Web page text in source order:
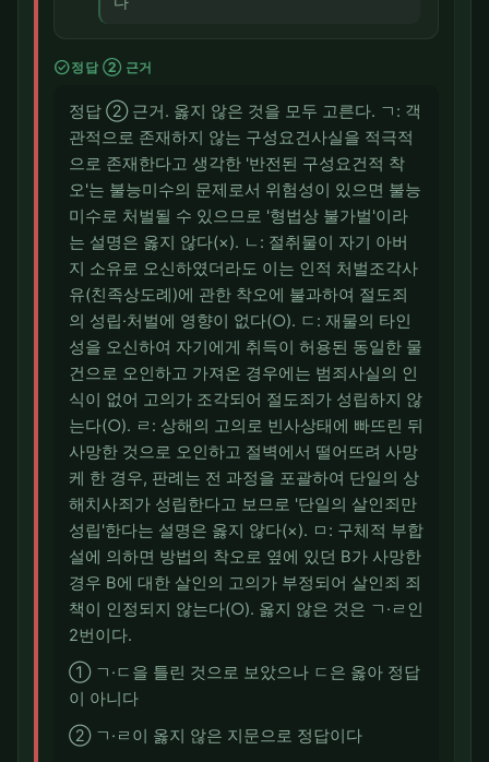
check_circle정답 ② 근거
정답 ② 근거. 옳지 않은 것을 모두 고른다. ㄱ: 객
관적으로 존재하지 않는 구성요건사실을 적극적
으로 존재한다고 생각한 '반전된 구성요건적 착
오'는 불능미수의 문제로서 위험성이 있으면 불능
미수로 처벌될 수 있으므로 '형법상 불가벌'이라
는 설명은 옳지 않다(×). ㄴ: 절취물이 자기 아버
지 소유로 오신하였더라도 이는 인적 처벌조각사
유(친족상도례)에 관한 착오에 불과하여 절도죄
의 성립·처벌에 영향이 없다(○). ㄷ: 재물의 타인
성을 오신하여 자기에게 취득이 허용된 동일한 물
건으로 오인하고 가져온 경우에는 범죄사실의 인
식이 없어 고의가 조각되어 절도죄가 성립하지 않
는다(○). ㄹ: 상해의 고의로 빈사상태에 빠뜨린 뒤
사망한 것으로 오인하고 절벽에서 떨어뜨려 사망
케 한 경우, 판례는 전 과정을 포괄하여 단일의 상
해치사죄가 성립한다고 보므로 '단일의 살인죄만
성립'한다는 설명은 옳지 않다(×). ㅁ: 구체적 부합
설에 의하면 방법의 착오로 옆에 있던 B가 사망한
경우 B에 대한 살인의 고의가 부정되어 살인죄 죄
책이 인정되지 않는다(○). 옳지 않은 것은 ㄱ·ㄹ인
2번이다.
① ㄱ·ㄷ을 틀린 것으로 보았으나 ㄷ은 옳아 정답
이 아니다
② ㄱ·ㄹ이 옳지 않은 지문으로 정답이다